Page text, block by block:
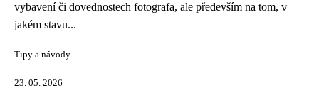
vybavení či dovednostech fotografa, ale především na tom, v
jakém stavu...
Tipy a návody
23. 05. 2026